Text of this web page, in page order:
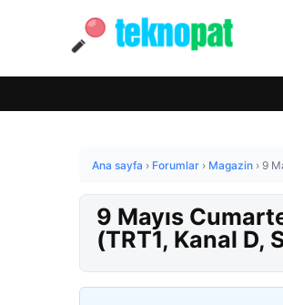
Ana sayfa › Forumlar › Magazin › 9
9 Mayıs
(TRT1, Kanal D,